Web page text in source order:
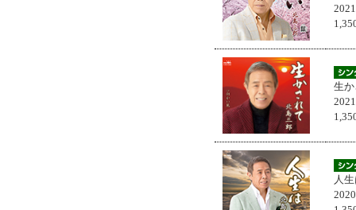
生
人